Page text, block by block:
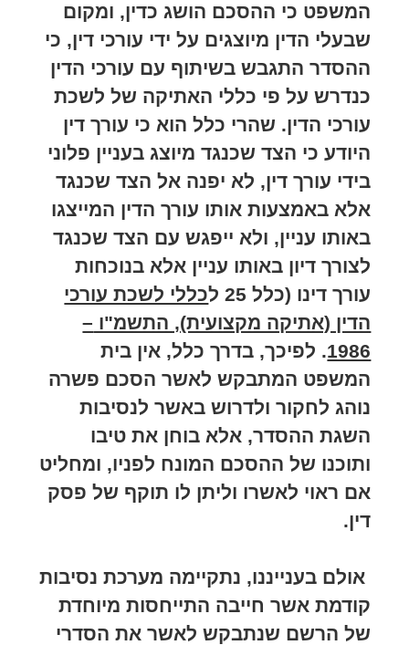
המשפט כי ההסכם הושג כדין, ומקום
שבעלי הדין מיוצגים על ידי עורכי דין, כי
ההסדר התגבש בשיתוף עם עורכי הדין
כנדרש על פי כללי האתיקה של לשכת
עורכי הדין. שהרי כלל הוא כי עורך דין
היודע כי הצד שכנגד מיוצג בעניין פלוני
בידי עורך דין, לא יפנה אל הצד שכנגד
אלא באמצעות אותו עורך הדין המייצגו
באותו עניין, ולא ייפגש עם הצד שכנגד
לצורך דיון באותו עניין אלא בנוכחות
עורך דינו (כלל 25 ל
כללי לשכת עורכי
הדין (אתיקה מקצועית), התשמ"ו –
1986. לפיכך, בדרך כלל, אין בית
המשפט המתבקש לאשר הסכם פשרה
נוהג לחקור ולדרוש באשר לנסיבות
השגת ההסדר, אלא בוחן את טיבו
ותוכנו של ההסכם המונח לפניו, ומחליט
אם ראוי לאשרו וליתן לו תוקף של פסק
דין.
אולם בענייננו, נתקיימה מערכת נסיבות
קודמת אשר חייבה התייחסות מיוחדת
של הרשם שנתבקש לאשר את הסדרי